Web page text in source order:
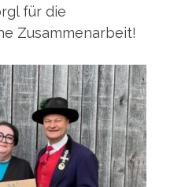
für die
Zusammenarbeit!